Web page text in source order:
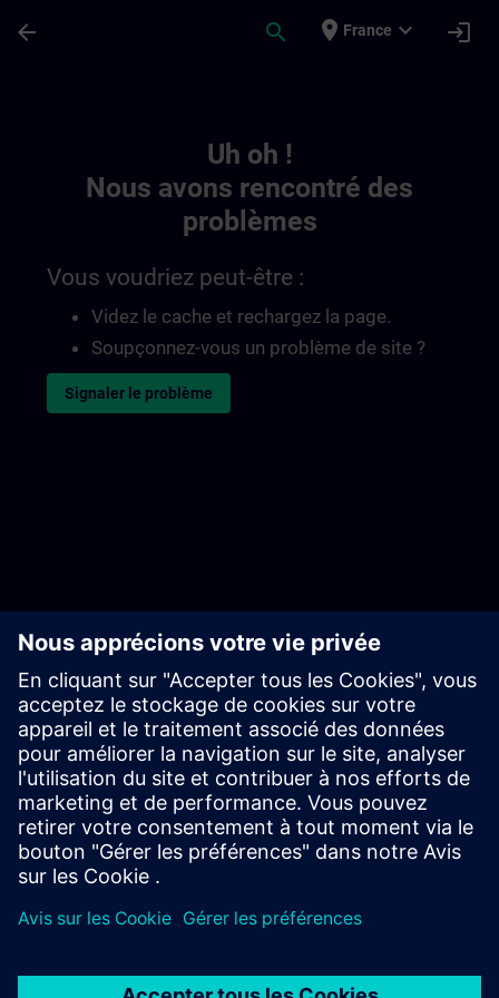
arrow_back search place France expand_more login
Uh oh !
Nous avons rencontré des
problèmes
Vous voudriez peut-être :
Videz le cache et rechargez la page.
Soupçonnez-vous un problème de site ?
Signaler le problème